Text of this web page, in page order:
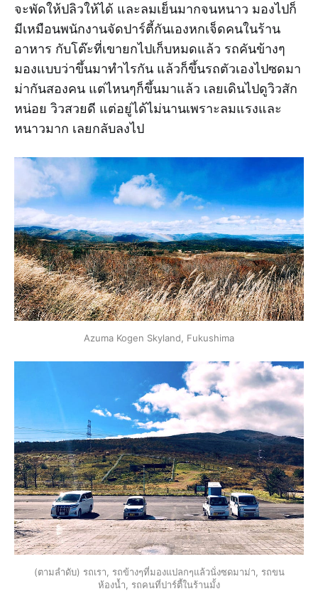
จะพัดให้ปลิวให้ได้ และลมเย็นมากจนหนาว มองไปก็
มีเหมือนพนักงานจัดปาร์ตี้กันเองหกเจ็ดคนในร้าน
อาหาร กับโต๊ะที่เขายกไปเก็บหมดแล้ว รถคันข้างๆ
มองแบบว่าขึ้นมาทำไรกัน แล้วก็ขึ้นรถตัวเองไปซดมา
ม่ากันสองคน แต่ไหนๆก็ขึ้นมาแล้ว เลยเดินไปดูวิวสัก
หน่อย วิวสวยดี แต่อยู่ได้ไม่นานเพราะลมแรงและ
หนาวมาก เลยกลับลงไป
Azuma Kogen Skyland, Fukushima
(ตามลำดับ) รถเรา, รถข้างๆที่มองแปลกๆแล้วนั่งซดมาม่า, รถขน
ห้องน้ำ, รถคนที่ปาร์ตี้ในร้านมั้ง